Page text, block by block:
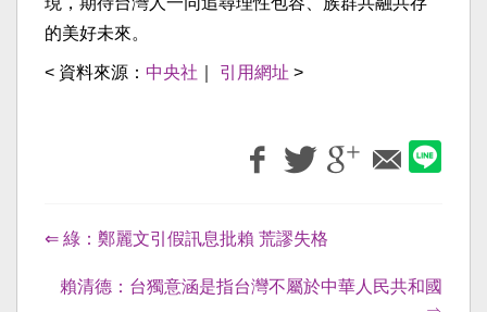
的美好未來。
< 資料來源： 中央社 引用網址 >
⇐ 綠：鄭麗文引假訊息批賴 荒謬失格
賴清德：台獨意涵是指台灣不屬於中華人民共和國